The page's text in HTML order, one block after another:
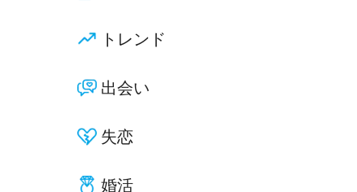
トレンド
出会い
失恋
婚活